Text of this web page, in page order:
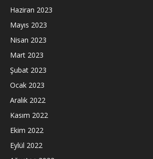
Haziran 2023
Mayıs 2023
Nisan 2023
Mart 2023
Şubat 2023
Ocak 2023
Aralık 2022
Kasım 2022
Ekim 2022
Eylül 2022